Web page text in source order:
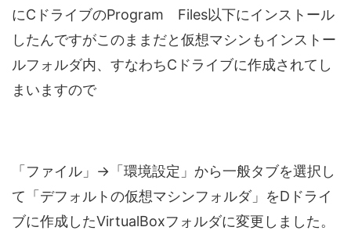
にCドライブのProgram Files以下にインストール
したんですがこのままだと仮想マシンもインストー
ルフォルダ内、すなわちCドライブに作成されてし
まいますので
「ファイル」→「環境設定」から一般タブを選択し
て「デフォルトの仮想マシンフォルダ」をDドライ
ブに作成したVirtualBoxフォルダに変更しました。